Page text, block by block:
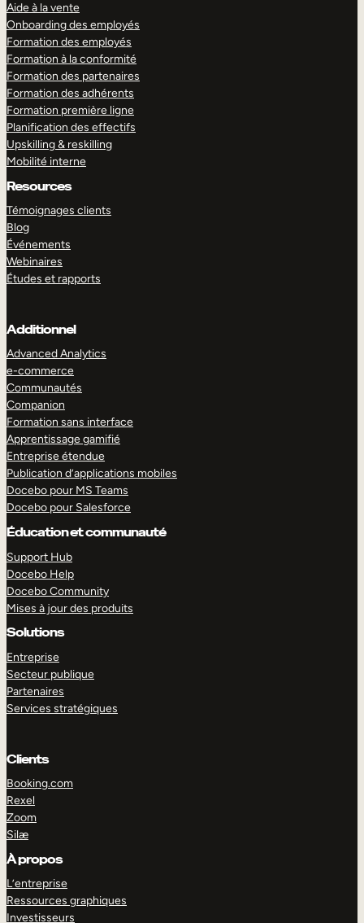
Aide à la vente
Onboarding des employés
Formation des employés
Formation à la conformité
Formation des partenaires
Formation des adhérents
Formation première ligne
Planification des effectifs
Upskilling & reskilling
Mobilité interne
Resources
Témoignages clients
Blog
Événements
Webinaires
Études et rapports
Additionnel
Advanced Analytics
e-commerce
Communautés
Companion
Formation sans interface
Apprentissage gamifié
Entreprise étendue
Publication d’applications mobiles
Docebo pour MS Teams
Docebo pour Salesforce
Éducation et communauté
Support Hub
Docebo Help
Docebo Community
Mises à jour des produits
Solutions
Entreprise
Secteur publique
Partenaires
Services stratégiques
Clients
Booking.com
Rexel
Zoom
Silæ
À propos
L’entreprise
Ressources graphiques
Investisseurs